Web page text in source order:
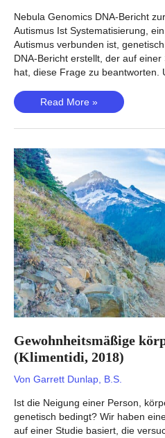
Nebula Genomics DNA-Bericht
Autismus Ist Systematisierung,
Autismus verbunden ist,
DNA-Bericht erstellt, der auf
hat, diese Frage zu
Systematisierung
bei
Autismus
2019)
–
Ist
die
Systematisierung
des
Verhaltens
genetisch
bedingt?
Read More »
Gewohnheitsmäßige
(Klimentidi, 2018)
Von Garrett Dunlap, B.S.
Ist die Neigung einer Person,
genetisch bedingt? Wir haben
auf einer Studie basiert, die